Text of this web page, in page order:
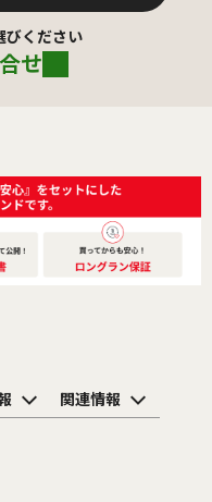
ください
せ
関連情報